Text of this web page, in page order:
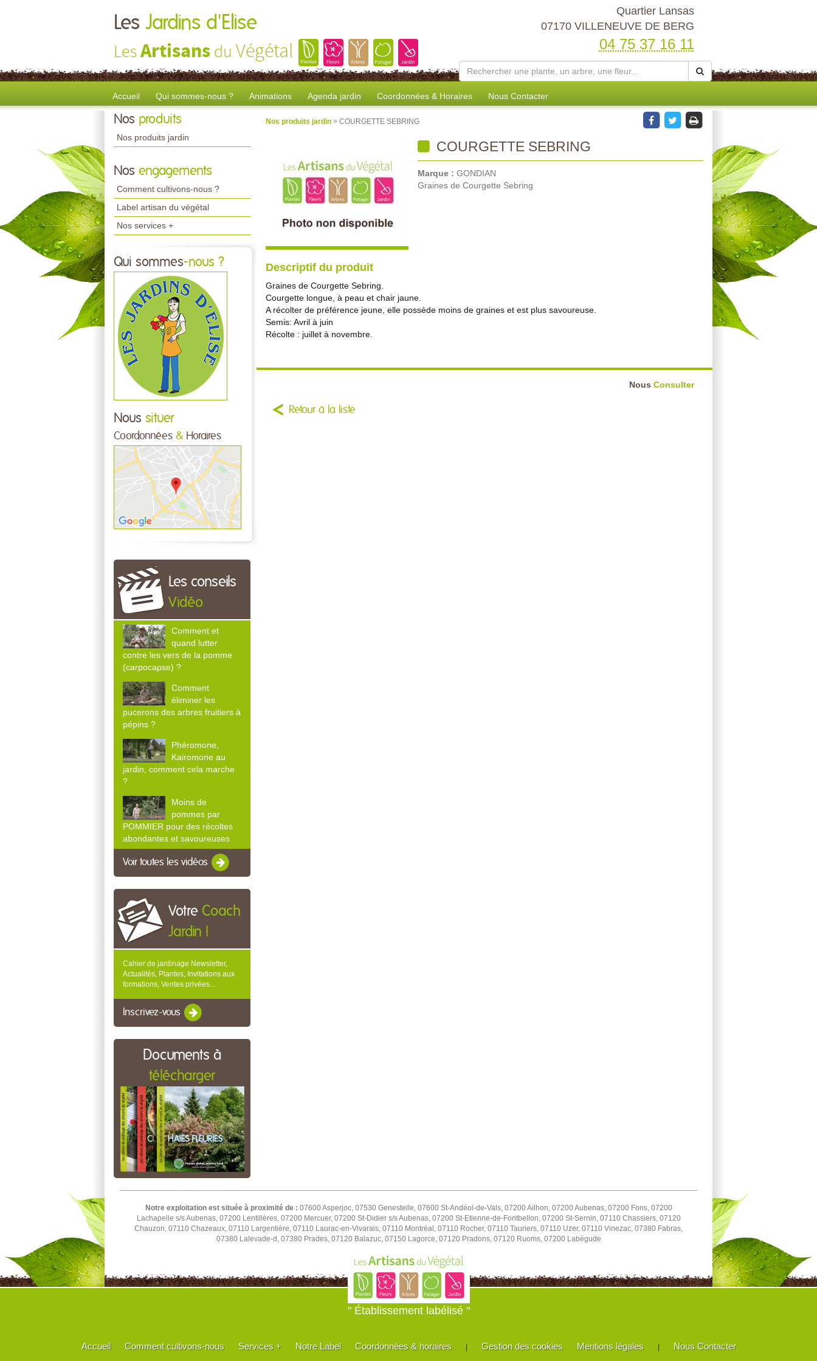
Les Jardins d'Elise
LesArtisans du Végétal
Quartier Lansas
07170 VILLENEUVE DE BERG
04 75 37 16 11
Accueil Qui sommes-nous ? Animations Agenda jardin Coordonnées & Horaires Nous Contacter
Nos produits
Nos produits jardin
Nos engagements
Comment cultivons-nous ?
Label artisan du végétal
Nos services +
Qui sommes-nous ?
Nous situer
Coordonnées & Horaires
Les conseils
Vidéo
Comment et
quand lutter
contre les vers de la pomme
(carpocapse) ?
Comment
éliminer les
pucerons des arbres fruitiers à
pépins ?
Phéromone,
Kairomone au
jardin, comment cela marche
?
Moins de
pommes par
POMMIER pour des récoltes
abondantes et savoureuses
Voir toutes les vidéos
Votre Coach
Jardin !
Cahier de jardinage Newsletter,
Actualités, Plantes, Invitations aux
formations, Ventes privées...
Inscrivez-vous
Documents à
télécharger
Nos produits jardin > COURGETTE SEBRING
COURGETTE SEBRING
Marque : GONDIAN
Graines de Courgette Sebring
Descriptif du produit
Graines de Courgette Sebring.
Courgette longue, à peau et chair jaune.
A récolter de préférence jeune, elle possède moins de graines et est plus savoureuse.
Semis: Avril à juin
Récolte : juillet à novembre.
Nous Consulter
Retour à la liste
Notre exploitation est située à proximité de : 07600 Asperjoc, 07530 Genestelle, 07600 St-Andéol-de-Vals, 07200 Ailhon, 07200 Aubenas, 07200 Fons, 07200
Lachapelle s/s Aubenas, 07200 Lentillères, 07200 Mercuer, 07200 St-Didier s/s Aubenas, 07200 St-Etienne-de-Fontbellon, 07200 St-Sernin, 07110 Chassiers, 07120
Chauzon, 07110 Chazeaux, 07110 Largentière, 07110 Laurac-en-Vivarais, 07110 Montréal, 07110 Rocher, 07110 Tauriers, 07110 Uzer, 07110 Vinezac, 07380 Fabras,
07380 Lalevade-d, 07380 Prades, 07120 Balazuc, 07150 Lagorce, 07120 Pradons, 07120 Ruoms, 07200 Labégude
" Établissement labélisé "
Accueil Comment cultivons-nous Services + Notre Label Coordonnées & horaires | Gestion des cookies Mentions légales | Nous Contacter